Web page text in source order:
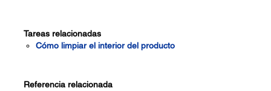
Tareas relacionadas
Cómo limpiar el interior del producto
Referencia relacionada